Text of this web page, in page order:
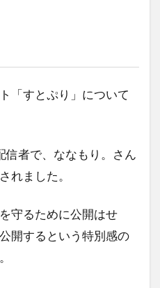
「すとぷり」について
信者で、ななもり。さん
れました。
守るために公開はせ
開するという特別感の